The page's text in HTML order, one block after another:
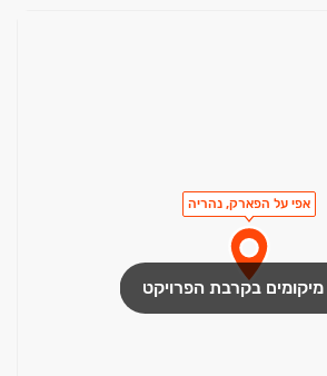
אפי על הפארק, נהריה
מיקומים בקרבת הפרויקט